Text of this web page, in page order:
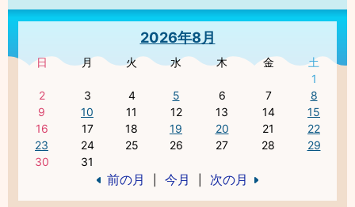
2026年8月
日 月 火 水 木 金
土
1
2
3 4 5 6 7
8
9
10 11 12 13 14
15
16
17 18 19 20 21
22
23
24 25 26 27 28
29
30
31
前の月 今月 次の月